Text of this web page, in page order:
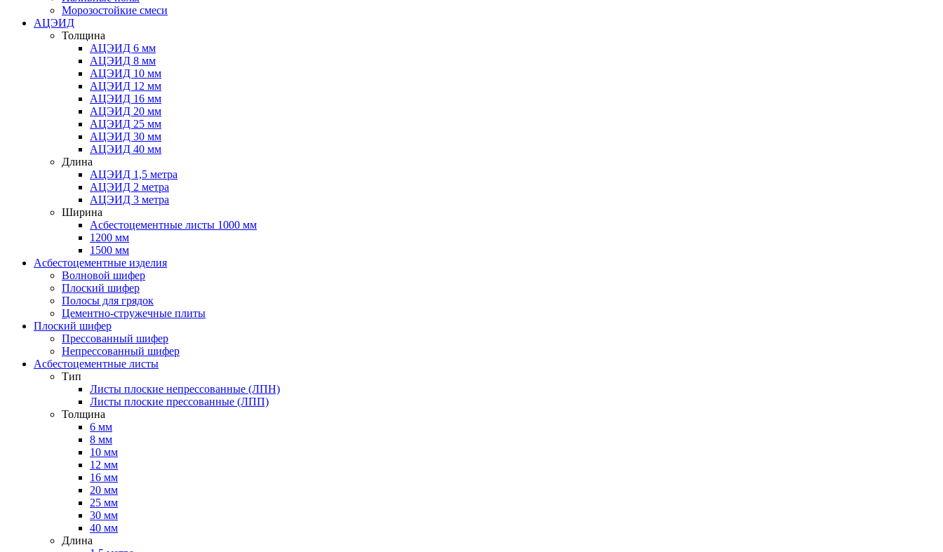
Морозостойкие смеси
АЦЭИД
Толщина
АЦЭИД 6 мм
АЦЭИД 8 мм
АЦЭИД 10 мм
АЦЭИД 12 мм
АЦЭИД 16 мм
АЦЭИД 20 мм
АЦЭИД 25 мм
АЦЭИД 30 мм
АЦЭИД 40 мм
Длина
АЦЭИД 1,5 метра
АЦЭИД 2 метра
АЦЭИД 3 метра
Ширина
Асбестоцементные листы 1000 мм
1200 мм
1500 мм
Асбестоцементные изделия
Волновой шифер
Плоский шифер
Полосы для грядок
Цементно-стружечные плиты
Плоский шифер
Прессованный шифер
Непрессованный шифер
Асбестоцементные листы
Тип
Листы плоские непрессованные (ЛПН)
Листы плоские прессованные (ЛПП)
Толщина
6 мм
8 мм
10 мм
12 мм
16 мм
20 мм
25 мм
30 мм
40 мм
Длина